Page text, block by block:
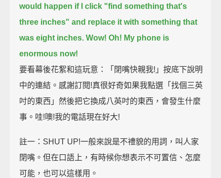
would happen if I click "find something that's
three inches" and replace it with something that
was eight inches. Wow! Oh! My phone is
enormous now!
要看幕後花絮和這玩意：「閉嘴快親我!」按底下說明
中的連結。感謝訂閱!真很好奇如果我點選「找個三英
吋的東西」然後把它換成八英吋的東西，會發生什麼
事。哇!噢!我的電話現在好大!
註一：SHUT UP!一般來說是不禮貌的用詞，叫人家
閉嘴。但在口語上，有時候你想表示不可置信、怎麼
可能，也可以這樣用。